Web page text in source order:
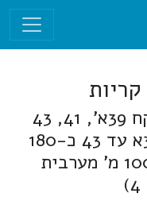
התחדשות עירונית ברח' רוקח 39א', 41, 43
קריית מוצקין ברח' רוקח 39א עד 43 כ-180
מ' דרומית לשד' ויצמן וכ-100 מ' מערבית